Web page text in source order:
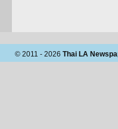
© 2011 - 2026 Thai LA